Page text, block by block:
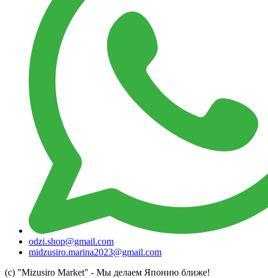
odzi.shop@gmail.com
midzusiro.marina2023@gmail.com
(c) "Mizusiro Market" - Мы делаем Японию ближе!